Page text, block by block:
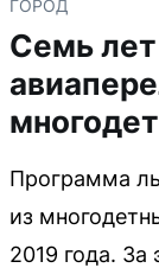
ГОРОД
Семь
Программа
из
2019 года. За